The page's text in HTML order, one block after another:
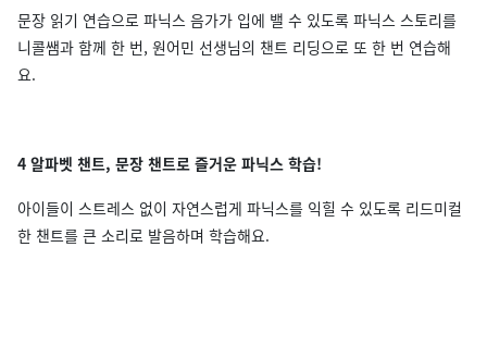
문장 읽기 연습으로 파닉스 음가가 입에 밸 수 있도록 파닉스 스토리를
니콜쌤과 함께 한 번, 원어민 선생님의 챈트 리딩으로 또 한 번 연습해
요.
4 알파벳 챈트, 문장 챈트로 즐거운 파닉스 학습!
아이들이 스트레스 없이 자연스럽게 파닉스를 익힐 수 있도록 리드미컬
한 챈트를 큰 소리로 발음하며 학습해요.